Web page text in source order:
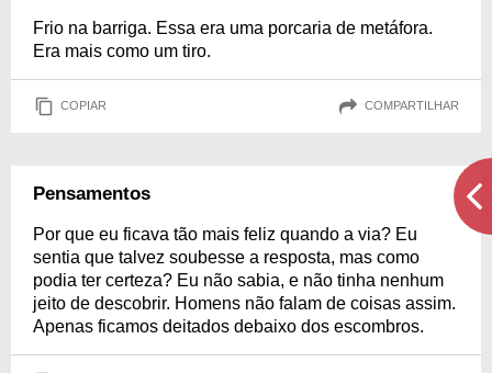
Frio na barriga. Essa era uma porcaria de metáfora.
Era mais como um tiro.
COPIAR COMPARTILHAR
Pensamentos
Por que eu ficava tão mais feliz quando a via? Eu
sentia que talvez soubesse a resposta, mas como
podia ter certeza? Eu não sabia, e não tinha nenhum
jeito de descobrir. Homens não falam de coisas assim.
Apenas ficamos deitados debaixo dos escombros.